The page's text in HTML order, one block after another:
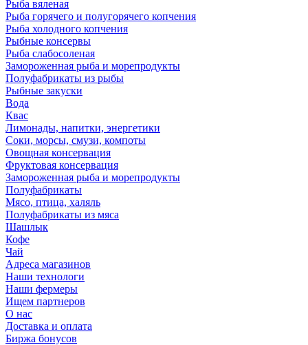
Рыба вяленая
Рыба горячего и полугорячего копчения
Рыба холодного копчения
Рыбные консервы
Рыба слабосоленая
Замороженная рыба и морепродукты
Полуфабрикаты из рыбы
Рыбные закуски
Вода
Квас
Лимонады, напитки, энергетики
Соки, морсы, смузи, компоты
Овощная консервация
Фруктовая консервация
Замороженная рыба и морепродукты
Полуфабрикаты
Мясо, птица, халяль
Полуфабрикаты из мяса
Шашлык
Кофе
Чай
Адреса магазинов
Наши технологи
Наши фермеры
Ищем партнеров
О нас
Доставка и оплата
Биржа бонусов